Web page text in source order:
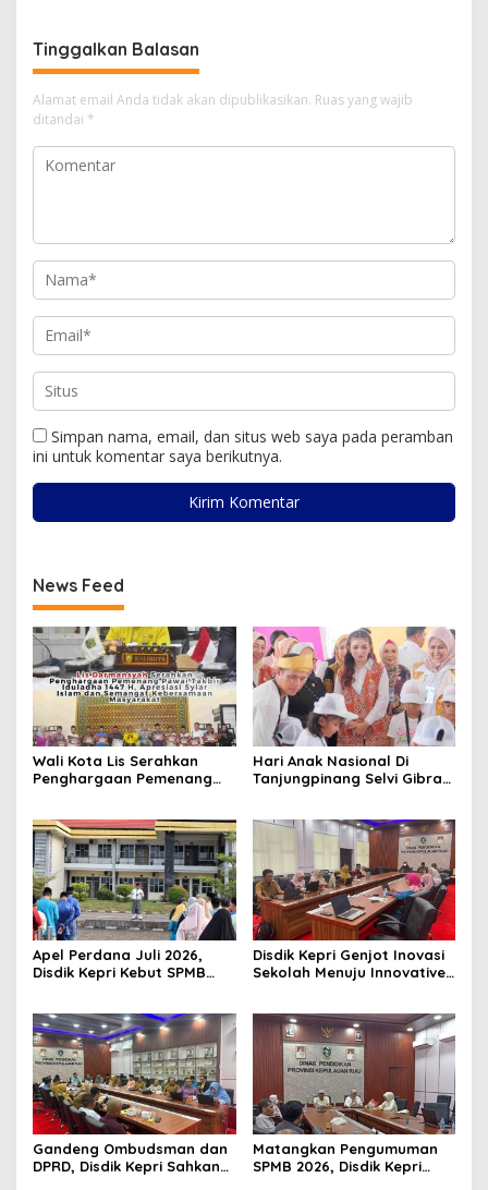
Tinggalkan Balasan
Alamat email Anda tidak akan dipublikasikan. Ruas yang wajib
ditandai *
Simpan nama, email, dan situs web saya pada peramban
ini untuk komentar saya berikutnya.
News Feed
Wali Kota Lis Serahkan
Penghargaan Pemenang
Hidupkan Syiar Islam
Hari Anak Nasional Di
Tanjungpinang Selvi Gibran
Apel Perdana Juli 2026,
Disdik Kepri Kebut SPMB
Disdik Kepri Genjot Inovasi
Sekolah Menuju Innovative
Gandeng Ombudsman dan
DPRD, Disdik Kepri Sahkan
Matangkan Pengumuman
SPMB 2026, Disdik Kepri